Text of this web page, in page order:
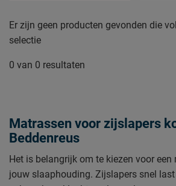
Er zijn geen producten gevonden die
selectie
0 van 0 resultaten
Matrassen voor zijslapers
Beddenreus
Het is belangrijk om te kiezen voor
jouw slaaphouding. Zijslapers snel